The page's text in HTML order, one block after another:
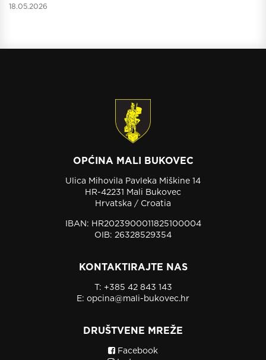
18.05.2026
OPĆINA MALI BUKOVEC
Ulica Mihovila Pavleka Miškine 14
HR-42231 Mali Bukovec
Hrvatska / Croatia
IBAN: HR2023900011825100004
OIB: 26328529354
KONTAKTIRAJTE NAS
T: +385 42 843 143
E: opcina@mali-bukovec.hr
DRUŠTVENE MREŽE
Facebook